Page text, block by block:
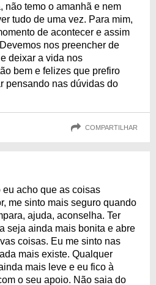
não temo o amanhã e nem
tudo de uma vez. Para mim,
de acontecer e assim
nos preencher de
deixar a vida nos
bem e felizes que prefiro
pensando nas dúvidas do
COMPARTILHAR
acho que as coisas
me sinto mais seguro quando
ajuda, aconselha. Ter
seja ainda mais bonita e abre
coisas. Eu me sinto nas
mais existe. Qualquer
mais leve e eu fico à
o seu apoio. Não saia do